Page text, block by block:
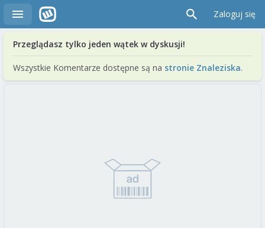
Zaloguj się
Przeglądasz tylko jeden wątek w dyskusji!
Wszystkie Komentarze dostępne są na stronie Znaleziska.